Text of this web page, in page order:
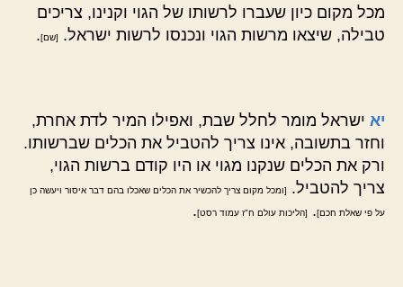
מכל מקום כיון שעברו לרשותו של הגוי וקנינו, צריכים
טבילה, שיצאו מרשות הגוי ונכנסו לרשות ישראל.
[שם].
יא ישראל מומר לחלל שבת, ואפילו המיר לדת אחרת,
וחזר בתשובה, אינו צריך להטביל את הכלים שברשותו.
ורק את הכלים שנקנו מגוי או היו קודם ברשות הגוי,
צריך להטביל.
[ומכל מקום צריך להכשיר את הכלים שאכלו בהם דבר איסור ויעשה כן
על פי שאלת חכם]. [הליכות עולם ח"ז עמוד רסט].